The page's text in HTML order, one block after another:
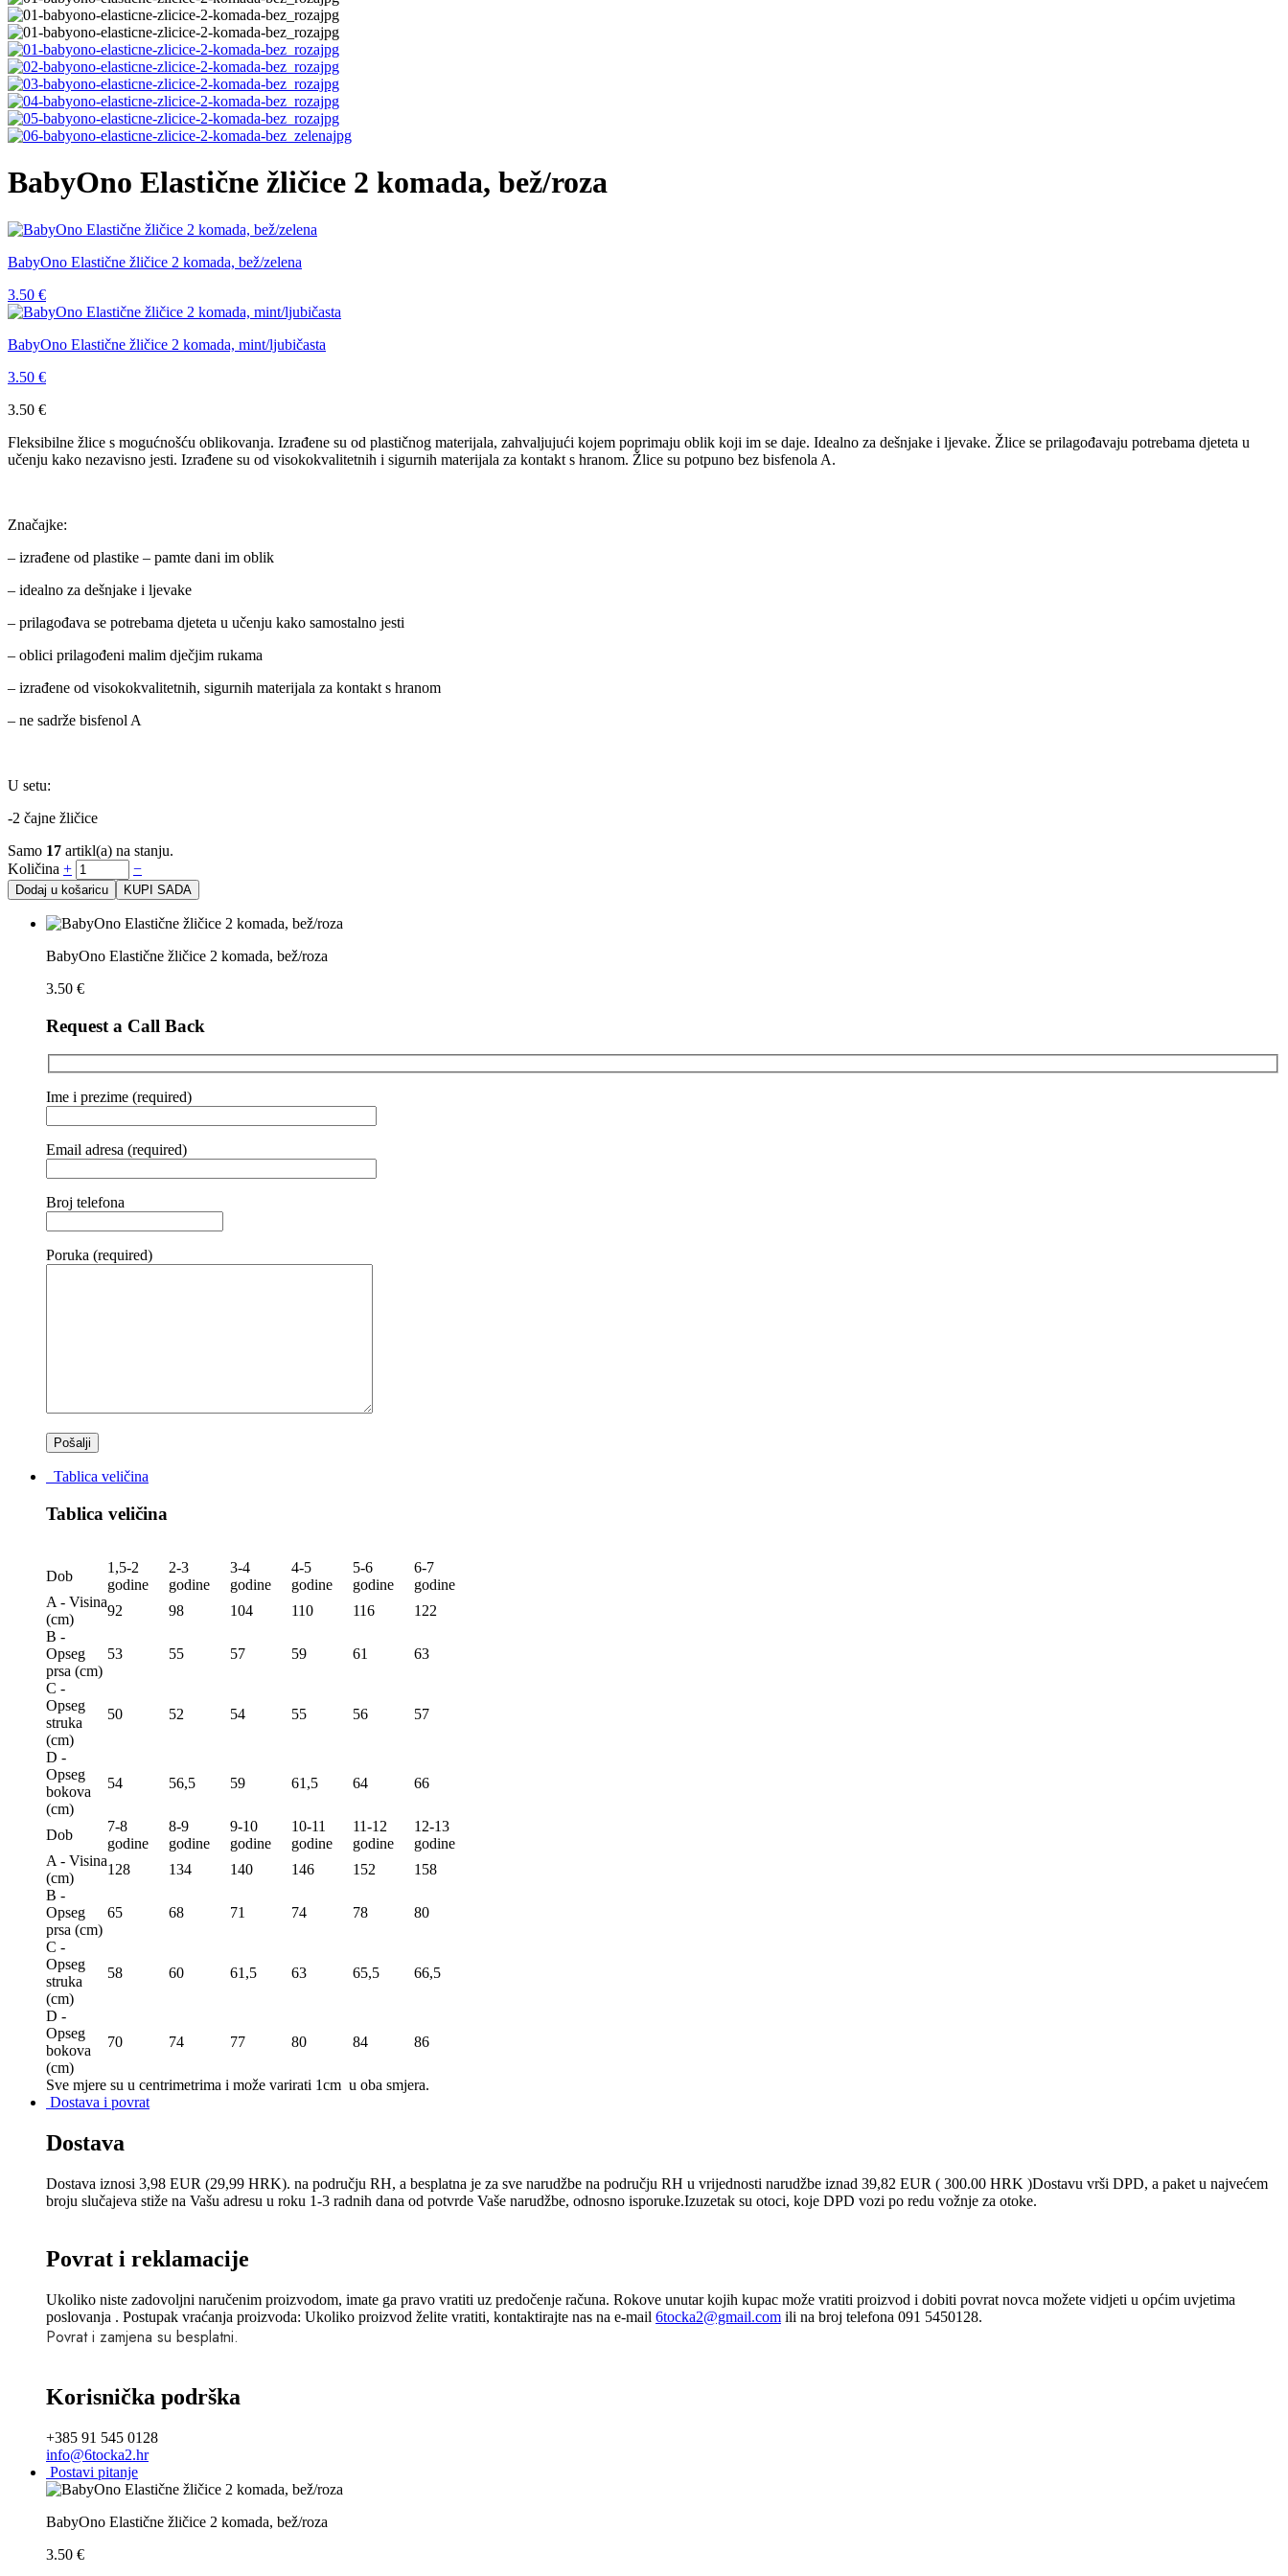
BabyOno Elastične žličice 2 komada, bež/roza
BabyOno Elastične žličice 2 komada, bež/zelena
3.50 €
BabyOno Elastične žličice 2 komada, mint/ljubičasta
3.50 €
3.50 €
Fleksibilne žlice s mogućnošću oblikovanja. Izrađene su od plastičnog materijala, zahvaljujući kojem poprimaju oblik koji im se daje. Idealno za dešnjake i ljevake. Žlice se prilagođavaju potrebama djeteta u
učenju kako nezavisno jesti. Izrađene su od visokokvalitetnih i sigurnih materijala za kontakt s hranom. Žlice su potpuno bez bisfenola A.
Značajke:
– izrađene od plastike – pamte dani im oblik
– idealno za dešnjake i ljevake
– prilagođava se potrebama djeteta u učenju kako samostalno jesti
– oblici prilagođeni malim dječjim rukama
– izrađene od visokokvalitetnih, sigurnih materijala za kontakt s hranom
– ne sadrže bisfenol A
U setu:
-2 čajne žličice
Samo 17 artikl(a) na stanju.
Količina + −
Dodaj u košaricu KUPI SADA
BabyOno Elastične žličice 2 komada, bež/roza
3.50 €
Request a Call Back
Ime i prezime (required)
Email adresa (required)
Broj telefona
Poruka (required)
Tablica veličina
Tablica veličina
Dob
1,5-2
godine
2-3
godine
3-4
godine
4-5
godine
5-6
godine
6-7
godine
A - Visina
(сm)
92 98 104 110 116
122
B -
Opseg
prsa (сm)
53 55 57 59 61 63
C -
Opseg
struka
(сm)
50 52 54 55 56 57
D -
Opseg
bokova
(сm)
54 56,5 59 61,5 64 66
Dob
7-8
godine
8-9
godine
9-10
godine
10-11
godine
11-12
godine
12-13
godine
A - Visina
(сm)
128 134 140 146 152
158
B -
Opseg
prsa (сm)
65 68 71 74 78 80
C -
Opseg
struka
(сm)
58 60 61,5 63 65,5 66,5
D -
Opseg
bokova
(сm)
70 74 77 80 84 86
Sve mjere su u centrimetrima i može varirati 1cm u oba smjera.
Dostava i povrat
Dostava
Dostava iznosi 3,98 EUR (29,99 HRK). na području RH, a besplatna je za sve narudžbe na području RH u vrijednosti narudžbe iznad 39,82 EUR ( 300.00 HRK )Dostavu vrši DPD, a paket u najvećem
broju slučajeva stiže na Vašu adresu u roku 1-3 radnih dana od potvrde Vaše narudžbe, odnosno isporuke.Izuzetak su otoci, koje DPD vozi po redu vožnje za otoke.
Povrat i reklamacije
Ukoliko niste zadovoljni naručenim proizvodom, imate ga pravo vratiti uz predočenje računa. Rokove unutar kojih kupac može vratiti proizvod i dobiti povrat novca možete vidjeti u općim uvjetima
poslovanja . Postupak vraćanja proizvoda: Ukoliko proizvod želite vratiti, kontaktirajte nas na e-mail 6tocka2@gmail.com ili na broj telefona 091 5450128.
Povrat i zamjena su besplatni.
Korisnička podrška
+385 91 545 0128
info@6tocka2.hr
Postavi pitanje
BabyOno Elastične žličice 2 komada, bež/roza
3.50 €